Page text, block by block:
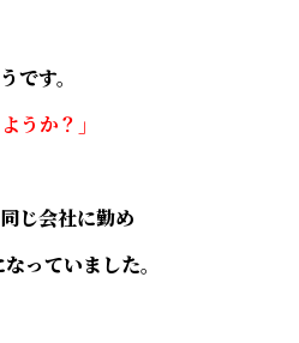
です。
うか？」
じ会社に勤め
っていました。